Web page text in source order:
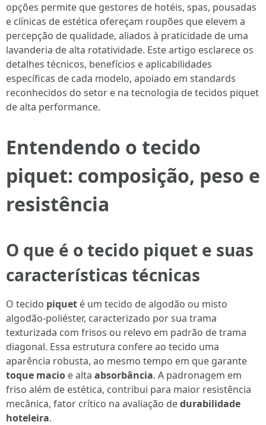
opções permite que gestores de hotéis, spas, pousadas
e clínicas de estética ofereçam roupões que elevem a
percepção de qualidade, aliados à praticidade de uma
lavanderia de alta rotatividade. Este artigo esclarece os
detalhes técnicos, benefícios e aplicabilidades
específicas de cada modelo, apoiado em standards
reconhecidos do setor e na tecnologia de tecidos piquet
de alta performance.
Entendendo o tecido
piquet: composição, peso e
resistência
O que é o tecido piquet e suas
características técnicas
O tecido piquet é um tecido de algodão ou misto
algodão-poliéster, caracterizado por sua trama
texturizada com frisos ou relevo em padrão de trama
diagonal. Essa estrutura confere ao tecido uma
aparência robusta, ao mesmo tempo em que garante
toque macio e alta absorbância. A padronagem em
friso além de estética, contribui para maior resistência
mecânica, fator crítico na avaliação dedurabilidade
hoteleira.